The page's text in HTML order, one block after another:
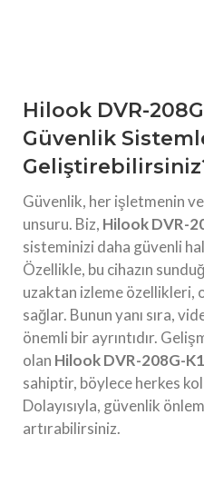
Hilook DVR-
Güvenlik
Güvenlik, her işletmenin
unsuru. Biz, Hilook DVR-
sisteminizi daha güvenli
Özellikle, bu cihazın
uzaktan izleme özellikleri,
sağlar. Bunun yanı sıra,
önemli bir ayrıntıdır.
olan Hilook DVR-208G-K1
sahiptir, böylece herkes
Dolayısıyla, güvenlik
artırabilirsiniz.